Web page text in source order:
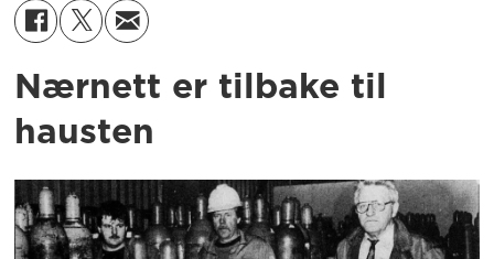
Nærnett er tilbake til
hausten